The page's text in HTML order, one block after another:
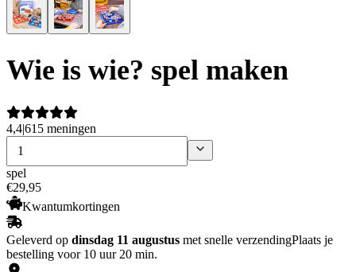
Wie is wie? spel maken
4,4|615 meningen
spel
€29,95
Kwantumkortingen
Geleverd op dinsdag 11 augustus met snelle verzendingPlaats je
bestelling voor 10 uur 20 min.